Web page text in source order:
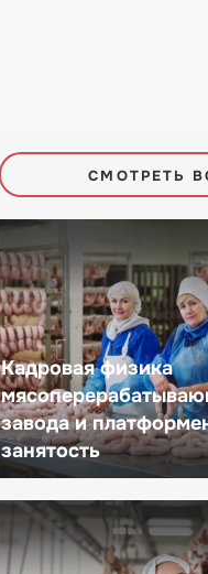
СМОТРЕТЬ
Кадровая физика
завода и
занятость